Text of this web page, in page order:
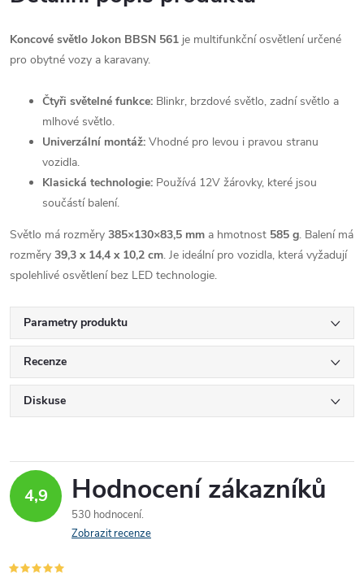
Koncové světlo Jokon BBSN 561 je multifunkční osvětlení určené
pro obytné vozy a karavany.
Čtyři světelné funkce: Blinkr, brzdové světlo, zadní světlo a
mlhové světlo.
Univerzální montáž: Vhodné pro levou i pravou stranu
vozidla.
Klasická technologie: Používá 12V žárovky, které jsou
součástí balení.
Světlo má rozměry 385×130×83,5 mm a hmotnost 585 g. Balení má
rozměry 39,3 x 14,4 x 10,2 cm. Je ideální pro vozidla, která vyžadují
spolehlivé osvětlení bez LED technologie.
Parametry produktu
Recenze
Diskuse
4,9 Hodnocení zákazníků
530 hodnocení
Zobrazit recenze